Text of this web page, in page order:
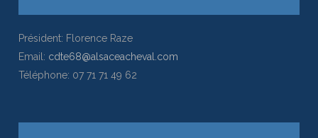
Président: Florence Raze
Email: cdte68@alsaceacheval.com
Téléphone: 07 71 71 49 62